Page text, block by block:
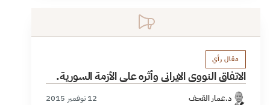
مقال رأي
الاتفاق النووي الايراني وأثره على الأزمة السورية.
د.عمار القحف 12 نوفمبر 2015